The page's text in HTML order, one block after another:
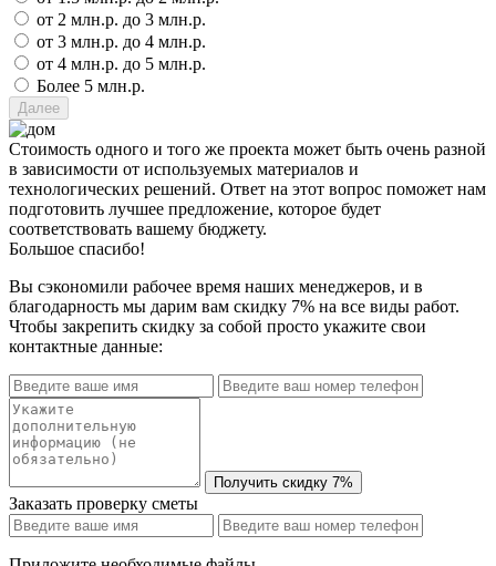
от 2 млн.р. до 3 млн.р.
от 3 млн.р. до 4 млн.р.
от 4 млн.р. до 5 млн.р.
Более 5 млн.р.
Стоимость одного и того же проекта может быть очень разной
в зависимости от используемых материалов и
технологических решений. Ответ на этот вопрос поможет нам
подготовить лучшее предложение, которое будет
соответствовать вашему бюджету.
Большое спасибо!
Вы сэкономили рабочее время наших менеджеров, и в
благодарность мы дарим вам скидку 7% на все виды работ.
Чтобы закрепить скидку за собой просто укажите свои
контактные данные:
Заказать проверку сметы